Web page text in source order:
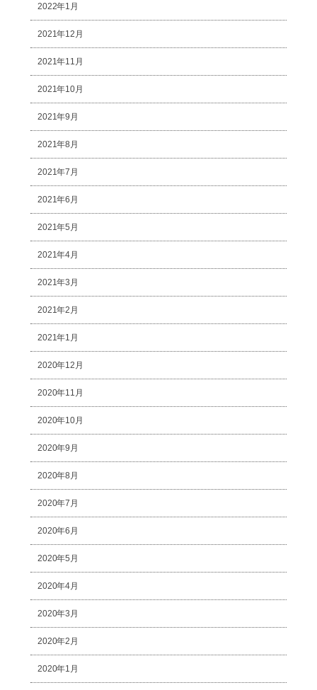
2022年1月
2021年12月
2021年11月
2021年10月
2021年9月
2021年8月
2021年7月
2021年6月
2021年5月
2021年4月
2021年3月
2021年2月
2021年1月
2020年12月
2020年11月
2020年10月
2020年9月
2020年8月
2020年7月
2020年6月
2020年5月
2020年4月
2020年3月
2020年2月
2020年1月